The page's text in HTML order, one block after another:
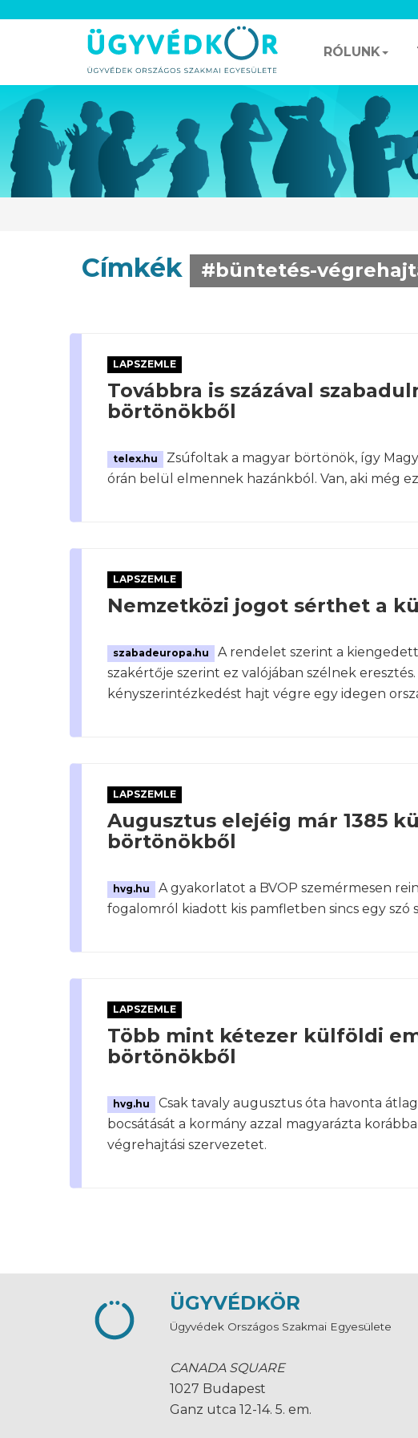
RÓLUNK
Címkék #büntetés-
LAPSZEMLE
Továbbra is százával
börtönökből
telex.hu
Zsúfoltak a magyar börtönök, így
órán belül elmennek hazánkból. Van, aki még
LAPSZEMLE
Nemzetközi jogot sérthet a
szabadeuropa.hu
A rendelet szerint a
szakértője szerint ez valójában szélnek
kényszerintézkedést hajt végre egy idegen
LAPSZEMLE
Augusztus elejéig már 1385
börtönökből
hvg.hu
A gyakorlatot a BVOP szemérmesen
fogalomról kiadott kis pamfletben sincs egy
LAPSZEMLE
Több mint kétezer külföldi
börtönökből
hvg.hu
Csak tavaly augusztus óta havonta
bocsátását a kormány azzal magyarázta
végrehajtási szervezetet.
ÜGYVÉDKÖR
Ügyvédek Országos Szakmai Egyesülete
CANADA SQUARE
1027 Budapest
Ganz utca 12-14. 5. em.